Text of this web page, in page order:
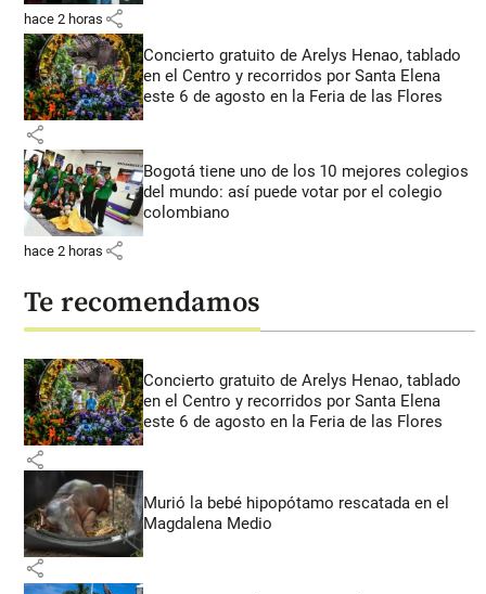
hace 2 horas share
Concierto gratuito de Arelys Henao, tablado
en el Centro y recorridos por Santa Elena
este 6 de agosto en la Feria de las Flores
share
Bogotá tiene uno de los 10 mejores colegios
del mundo: así puede votar por el colegio
colombiano
hace 2 horas share
Te recomendamos
Concierto gratuito de Arelys Henao, tablado
en el Centro y recorridos por Santa Elena
este 6 de agosto en la Feria de las Flores
share
Murió la bebé hipopótamo rescatada en el
Magdalena Medio
share